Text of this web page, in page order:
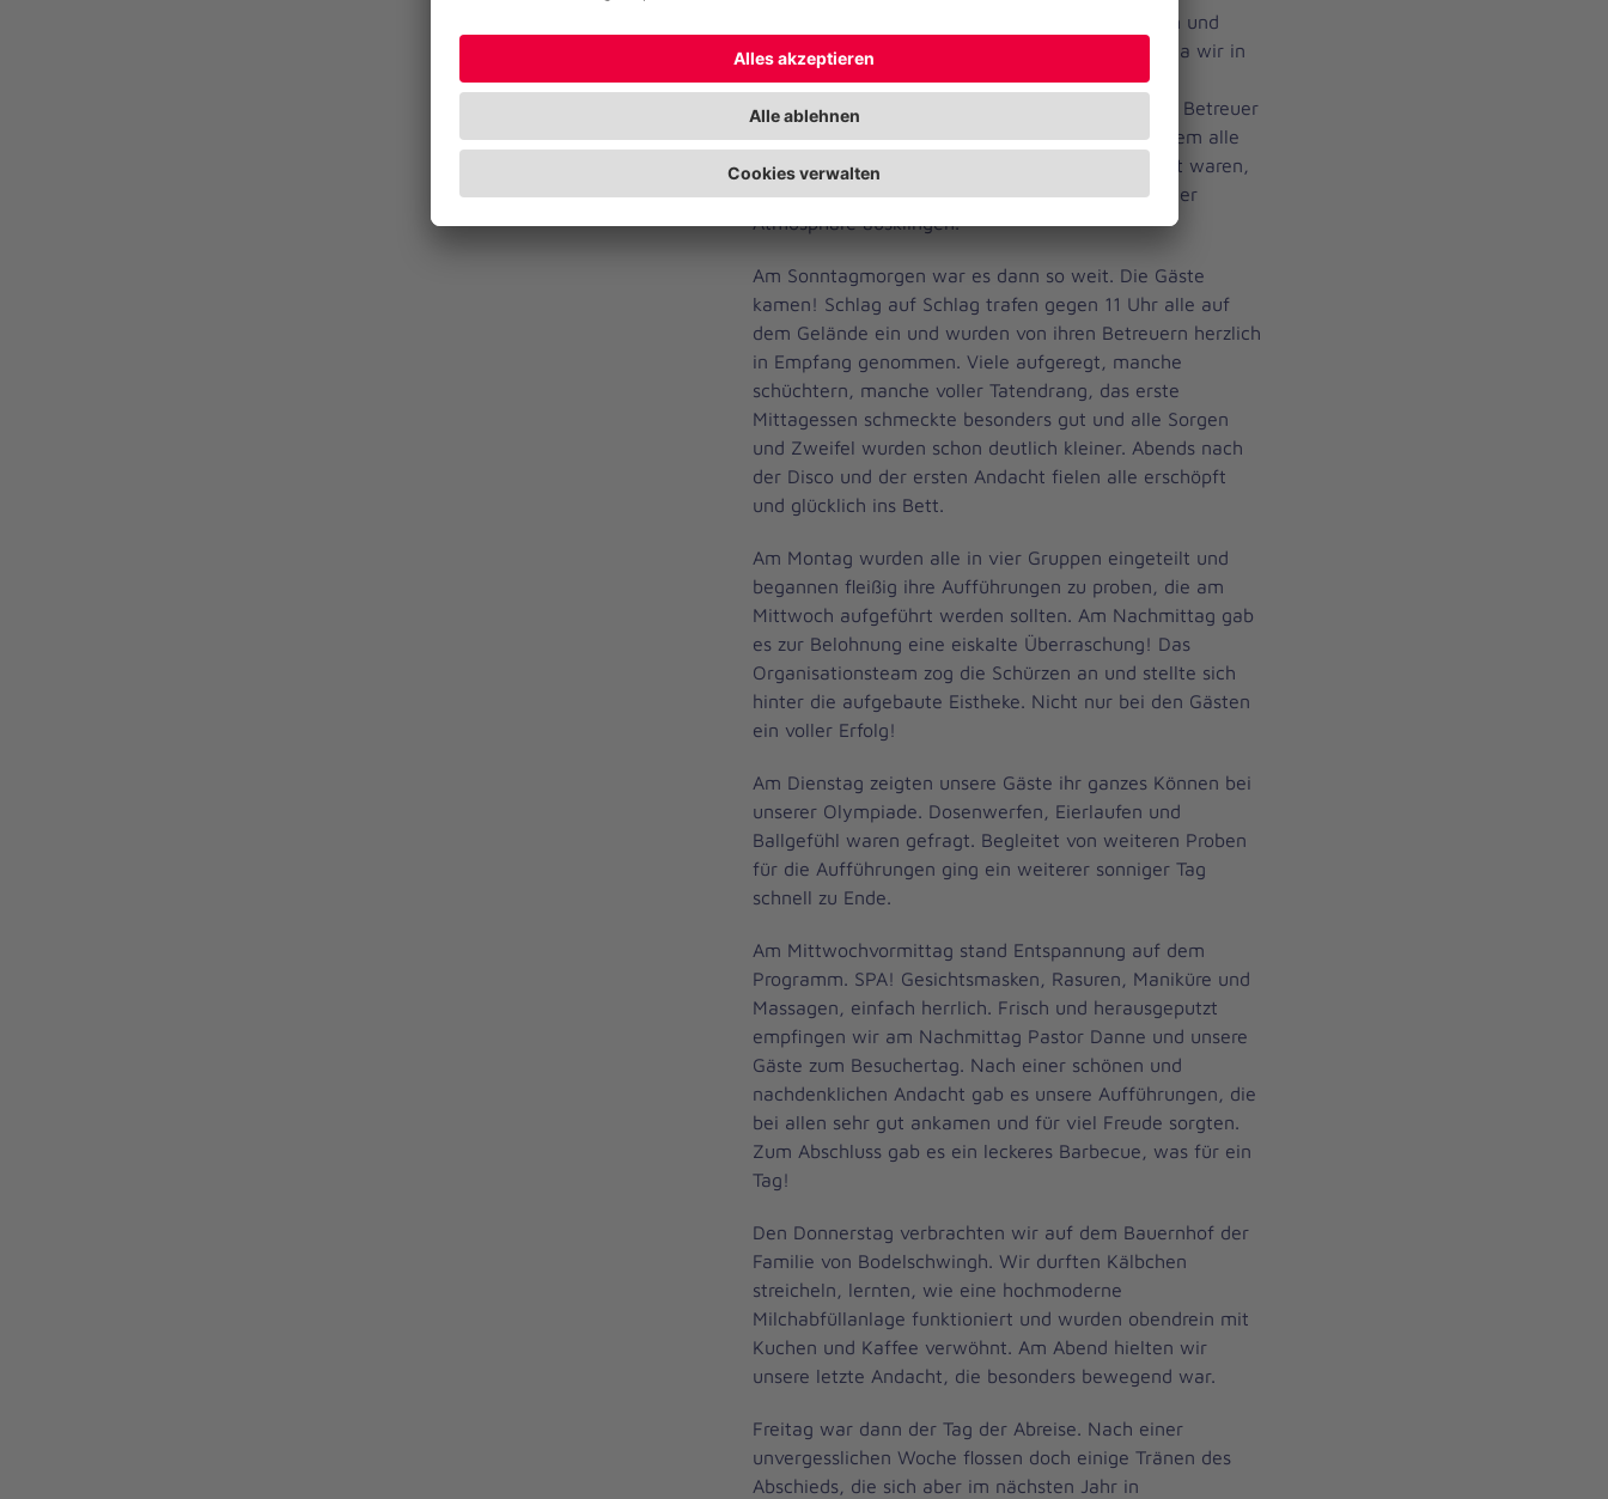
Der erste Abend war wie immer dem Ankommen und
Kennenlernen des gesamten Teams gewidmet. Da wir in
diesem Jahr viele noch unerfahrene und
dementsprechend aufgeregte Betreuerinnen und Betreuer
dabeihatten, war dies besonders wichtig. Nachdem alle
Unterlagen verteilt und die ersten Fragen geklärt waren,
ließen wir den Abend in entspannter und fröhlicher
Atmosphäre ausklingen.
Am Sonntagmorgen war es dann so weit. Die Gäste
kamen! Schlag auf Schlag trafen gegen 11 Uhr alle auf
dem Gelände ein und wurden von ihren Betreuern herzlich
in Empfang genommen. Viele aufgeregt, manche
schüchtern, manche voller Tatendrang, das erste
Mittagessen schmeckte besonders gut und alle Sorgen
und Zweifel wurden schon deutlich kleiner. Abends nach
der Disco und der ersten Andacht fielen alle erschöpft
und glücklich ins Bett.
Am Montag wurden alle in vier Gruppen eingeteilt und
begannen fleißig ihre Aufführungen zu proben, die am
Mittwoch aufgeführt werden sollten. Am Nachmittag gab
es zur Belohnung eine eiskalte Überraschung! Das
Organisationsteam zog die Schürzen an und stellte sich
hinter die aufgebaute Eistheke. Nicht nur bei den Gästen
ein voller Erfolg!
Am Dienstag zeigten unsere Gäste ihr ganzes Können bei
unserer Olympiade. Dosenwerfen, Eierlaufen und
Ballgefühl waren gefragt. Begleitet von weiteren Proben
für die Aufführungen ging ein weiterer sonniger Tag
schnell zu Ende.
Am Mittwochvormittag stand Entspannung auf dem
Programm. SPA! Gesichtsmasken, Rasuren, Maniküre und
Massagen, einfach herrlich. Frisch und herausgeputzt
empfingen wir am Nachmittag Pastor Danne und unsere
Gäste zum Besuchertag. Nach einer schönen und
nachdenklichen Andacht gab es unsere Aufführungen, die
bei allen sehr gut ankamen und für viel Freude sorgten.
Zum Abschluss gab es ein leckeres Barbecue, was für ein
Tag!
Den Donnerstag verbrachten wir auf dem Bauernhof der
Familie von Bodelschwingh. Wir durften Kälbchen
streicheln, lernten, wie eine hochmoderne
Milchabfüllanlage funktioniert und wurden obendrein mit
Kuchen und Kaffee verwöhnt. Am Abend hielten wir
unsere letzte Andacht, die besonders bewegend war.
Freitag war dann der Tag der Abreise. Nach einer
unvergesslichen Woche flossen doch einige Tränen des
Abschieds, die sich aber im nächsten Jahr in